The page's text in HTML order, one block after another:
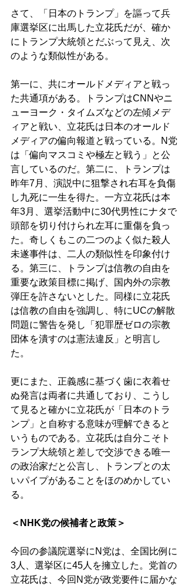
さて、「日本のトランプ」を謳って兵
庫選挙区に出馬した立花氏だが、確か
にトランプ大統領とだぶって見え、次
のような類似性がある。
第一に、共にオールドメディアと戦っ
た共通項がある。トランプはCNNやニ
ューヨーク・タイムズなどの左傾メデ
ィアと戦い、立花氏は日本のオールド
メディアの偏向報道と戦っている。N党
は「偏向マスコミや極左と戦う」と公
言しているのだ。第二に、トランプは
昨年7月、演説中に狙撃され右耳を負傷
し九死に一生を得た。一方立花氏は本
年3月、選挙活動中に30代男性にナタで
頭部を切り付けられ左耳に重傷を負っ
た。奇しくもこの二つのよく似た殺人
未遂事件は、二人の類似性を印象付け
る。第三に、トランプは信教の自由を
重要な政策目標に掲げ、国内外の宗教
弾圧を許さないとした。同様に立花氏
は信教の自由を強調し、特にUCの解散
問題に警告を発し「犯罪歴ゼロの宗教
団体を潰すのは憲法違反」と明言し
た。
更にまた、正義感に基づく歯に衣着せ
ぬ発言は両者に共通しており、こうし
て見ると確かに立花氏が「日本のトラ
ンプ」と自称する意味が理解できると
いうものである。立花氏は自分こそト
ランプ大統領と差しで交渉できる唯一
の政治家だと公言し、トランプとの太
いパイプがあることをほのめかしてい
る。
＜NHK党の候補者と政策＞
今回の参議院選挙にN党は、全国比例に
3人、選挙区に45人を擁立した。党首の
立花氏は、今回N党が政党要件に届かな